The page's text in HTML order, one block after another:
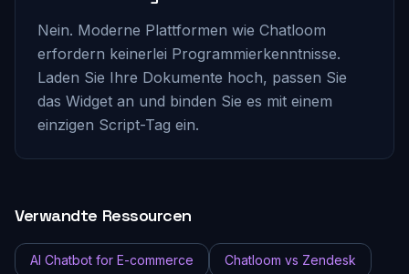
Nein. Moderne Plattformen wie Chatloom
erfordern keinerlei Programmierkenntnisse.
Laden Sie Ihre Dokumente hoch, passen Sie
das Widget an und binden Sie es mit einem
einzigen Script-Tag ein.
Verwandte Ressourcen
AI Chatbot for E-commerce Chatloom vs Zendesk